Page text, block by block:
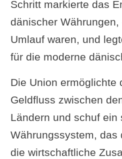
Schritt markierte das
dänischer
Umlauf waren, und
für die moderne
Die Union ermöglichte
Geldfluss zwischen
Ländern und schuf ein
Währungssystem, das
die wirtschaftliche